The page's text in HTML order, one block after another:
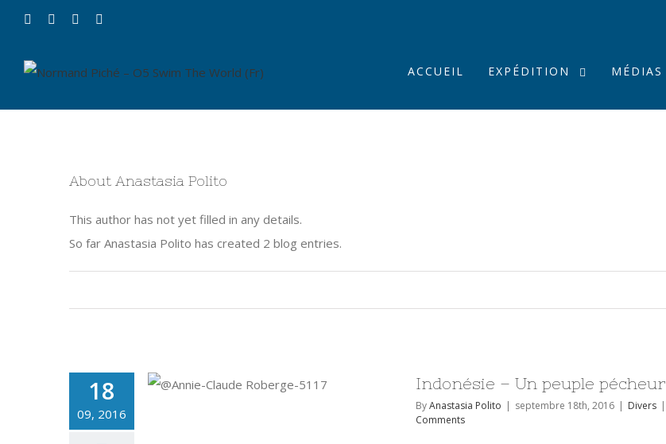
ACCUEIL EXPÉDITION MÉDIAS
About Anastasia Polito
This author has not yet filled in any details.
So far Anastasia Polito has created 2 blog entries.
18
09, 2016
Indonésie – Un peuple pécheur
ByAnastasia Polito | septembre 18th, 2016 | Divers |
Comments